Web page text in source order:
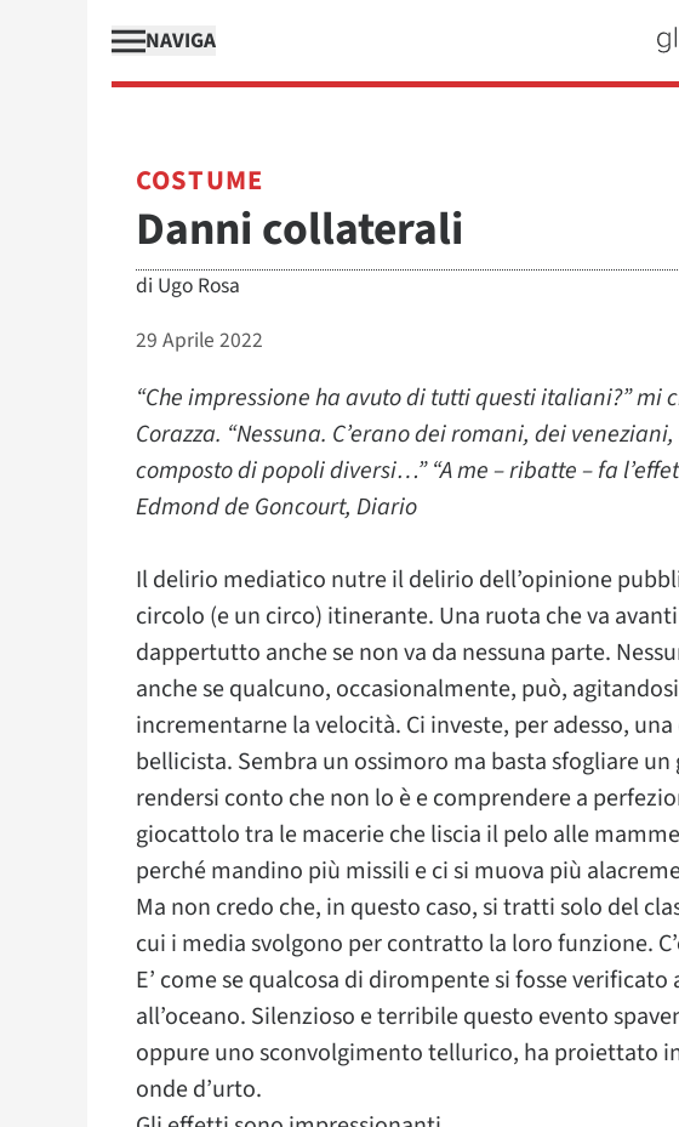
NAVIGA
COSTUME
Danni collaterali
di Ugo Rosa
29 Aprile 2022
“Che impressione ha avuto di tutti questi italiani?” mi
Corazza. “Nessuna. C’erano dei romani, dei
composto di popoli diversi…” “A me – ribatte – fa
Edmond de Goncourt, Diario
Il delirio mediatico nutre il delirio dell’opinione
circolo (e un circo) itinerante. Una ruota che va
dappertutto anche se non va da nessuna parte.
anche se qualcuno, occasionalmente, può,
incrementarne la velocità. Ci investe, per adesso,
bellicista. Sembra un ossimoro ma basta sfogliare
rendersi conto che non lo è e comprendere a
giocattolo tra le macerie che liscia il pelo alle
perché mandino più missili e ci si muova più
Ma non credo che, in questo caso, si tratti solo del
cui i media svolgono per contratto la loro funzione.
E’ come se qualcosa di dirompente si fosse
all’oceano. Silenzioso e terribile questo evento
oppure uno sconvolgimento tellurico, ha proiettato
onde d’urto.